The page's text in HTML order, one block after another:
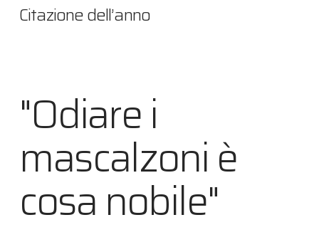
Citazione dell’anno
"Odiare i
mascalzoni è
cosa nobile"